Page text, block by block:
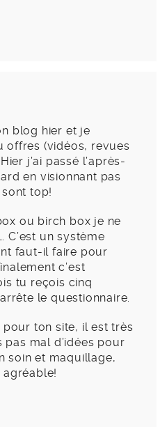
blog hier et je
offres (vidéos, revues
j’ai passé l’après-
en visionnant pas
top!
ou birch box je ne
C’est un système
faut-il faire pour
c’est
tu reçois cinq
le questionnaire.
pour ton site, il est très
mal d’idées pour
soin et maquillage,